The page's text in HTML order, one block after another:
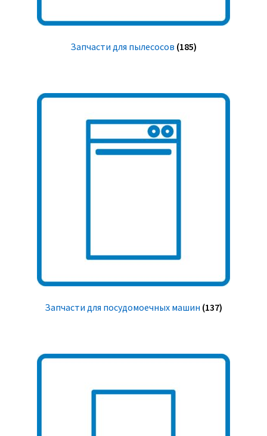
Запчасти для пылесосов (185)
Запчасти для посудомоечных машин (137)